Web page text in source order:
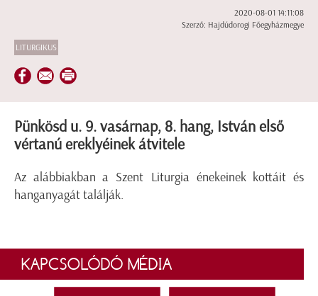
2020-08-01 14:11:08
Szerző: Hajdúdorogi Főegyházmegye
LITURGIKUS
Pünkösd u. 9. vasárnap, 8. hang, István első
vértanú ereklyéinek átvitele
Az alábbiakban a Szent Liturgia énekeinek kottáit és
hanganyagát találják.
KAPCSOLÓDÓ MÉDIA